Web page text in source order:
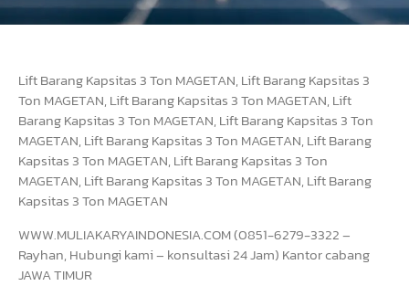
Lift Barang Kapsitas 3 Ton MAGETAN, Lift Barang Kapsitas 3
Ton MAGETAN, Lift Barang Kapsitas 3 Ton MAGETAN, Lift
Barang Kapsitas 3 Ton MAGETAN, Lift Barang Kapsitas 3 Ton
MAGETAN, Lift Barang Kapsitas 3 Ton MAGETAN, Lift Barang
Kapsitas 3 Ton MAGETAN, Lift Barang Kapsitas 3 Ton
MAGETAN, Lift Barang Kapsitas 3 Ton MAGETAN, Lift Barang
Kapsitas 3 Ton MAGETAN
WWW.MULIAKARYAINDONESIA.COM (0851-6279-3322 –
Rayhan, Hubungi kami – konsultasi 24 Jam) Kantor cabang
JAWA TIMUR